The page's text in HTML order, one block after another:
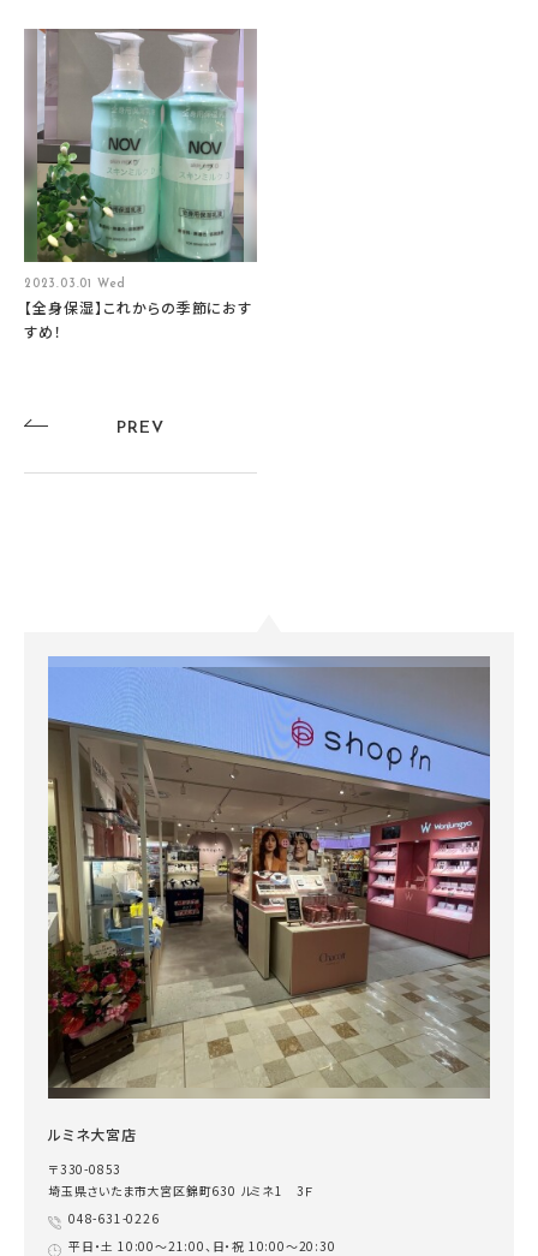
2023.03.01 Wed
【全身保湿】これからの季節におす
すめ！
PREV
ルミネ大宮店
〒330-0853
埼玉県さいたま市大宮区錦町630 ルミネ1 3Ｆ
048-631-0226
平日・土 10:00～21:00、日・祝 10:00～20:30